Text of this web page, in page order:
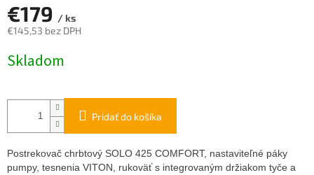
€179 / ks
€145,53 bez DPH
cena:
Skladom
Pridať do košíka
Postrekovač chrbtový SOLO 425 COMFORT, nastaviteľné páky
pumpy, tesnenia VITON, rukoväť s integrovaným držiakom tyče a